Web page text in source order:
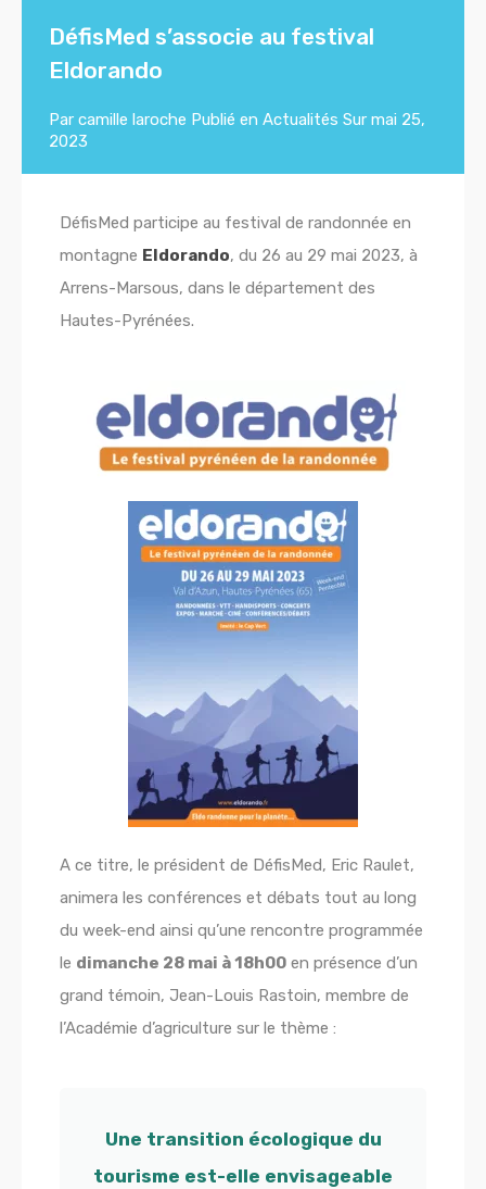
DéfisMed s’associe au festival
Eldorando
Par camille laroche Publié en Actualités Sur mai 25,
2023
DéfisMed participe au festival de randonnée en
montagne Eldorando, du 26 au 29 mai 2023, à
Arrens-Marsous, dans le département des
Hautes-Pyrénées.
A ce titre, le président de DéfisMed, Eric Raulet,
animera les conférences et débats tout au long
du week-end ainsi qu’une rencontre programmée
le dimanche 28 mai à 18h00 en présence d’un
grand témoin, Jean-Louis Rastoin, membre de
l’Académie d’agriculture sur le thème :
Une transition écologique du
tourisme est-elle envisageable